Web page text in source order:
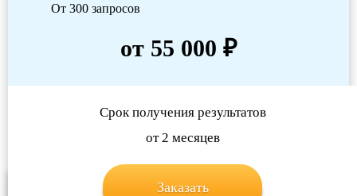
От 300 запросов
от 55 000 ₽
Срок получения результатов
от 2 месяцев
Заказать